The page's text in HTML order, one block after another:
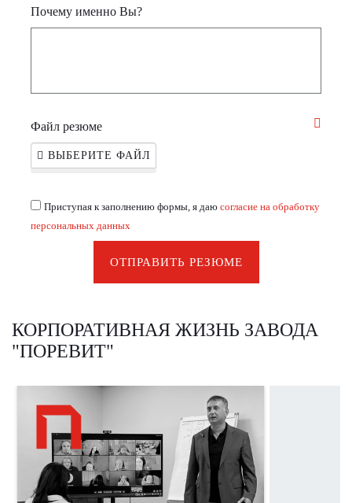
Почему именно Вы?
Файл резюме
ВЫБЕРИТЕ ФАЙЛ
Приступая к заполнению формы, я даю согласие на обработку
персональных данных
ОТПРАВИТЬ РЕЗЮМЕ
КОРПОРАТИВНАЯ ЖИЗНЬ ЗАВОДА
"ПОРЕВИТ"